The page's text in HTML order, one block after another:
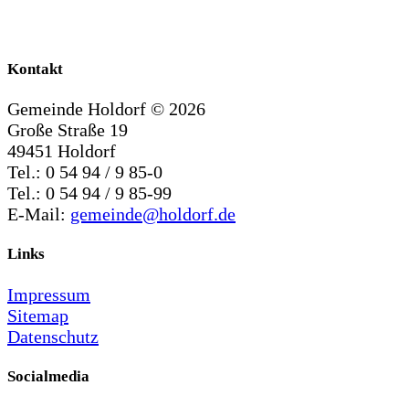
Kontakt
Gemeinde Holdorf © 2026
Große Straße 19
49451 Holdorf
Tel.: 0 54 94 / 9 85-0
Tel.: 0 54 94 / 9 85-99
E-Mail: gemeinde@holdorf.de
Links
Impressum
Sitemap
Datenschutz
Socialmedia